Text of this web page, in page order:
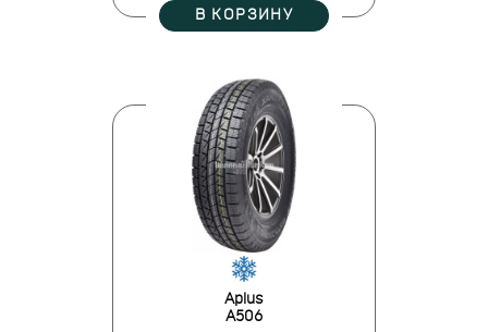
В КОРЗИНУ
Aplus
A506